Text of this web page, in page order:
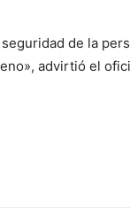
de la
advirtió el